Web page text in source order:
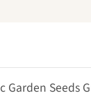
Seeds